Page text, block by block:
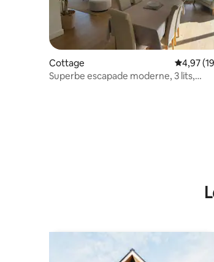
Cottage
4,97
Superbe escapade moderne, 3 lits,